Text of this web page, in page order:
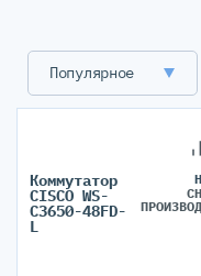
Популярное
Коммутатор
CISCO WS-
C3650-48FD-
L